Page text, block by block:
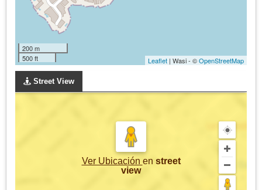
200 m
500 ft
Leaflet | Wasi - ©OpenStreetMap
Street View
Ver Ubicación en street
view